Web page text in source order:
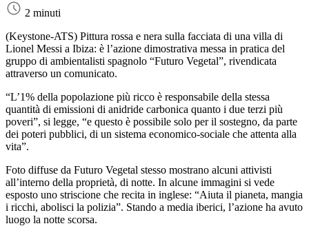
2 minuti
(Keystone-ATS) Pittura rossa e nera sulla facciata di una villa di
Lionel Messi a Ibiza: è l’azione dimostrativa messa in pratica del
gruppo di ambientalisti spagnolo “Futuro Vegetal”, rivendicata
attraverso un comunicato.
“L’1% della popolazione più ricco è responsabile della stessa
quantità di emissioni di anidride carbonica quanto i due terzi più
poveri”, si legge, “e questo è possibile solo per il sostegno, da parte
dei poteri pubblici, di un sistema economico-sociale che attenta alla
vita”.
Foto diffuse da Futuro Vegetal stesso mostrano alcuni attivisti
all’interno della proprietà, di notte. In alcune immagini si vede
esposto uno striscione che recita in inglese: “Aiuta il pianeta, mangia
i ricchi, abolisci la polizia”. Stando a media iberici, l’azione ha avuto
luogo la notte scorsa.